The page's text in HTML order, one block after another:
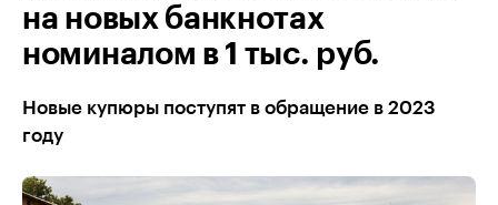
на новых банкнотах
номиналом в 1 тыс. руб.
Новые купюры поступят в обращение в 2023
году